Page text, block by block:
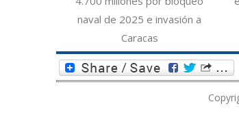
naval de 2025 e invasión a
Caracas